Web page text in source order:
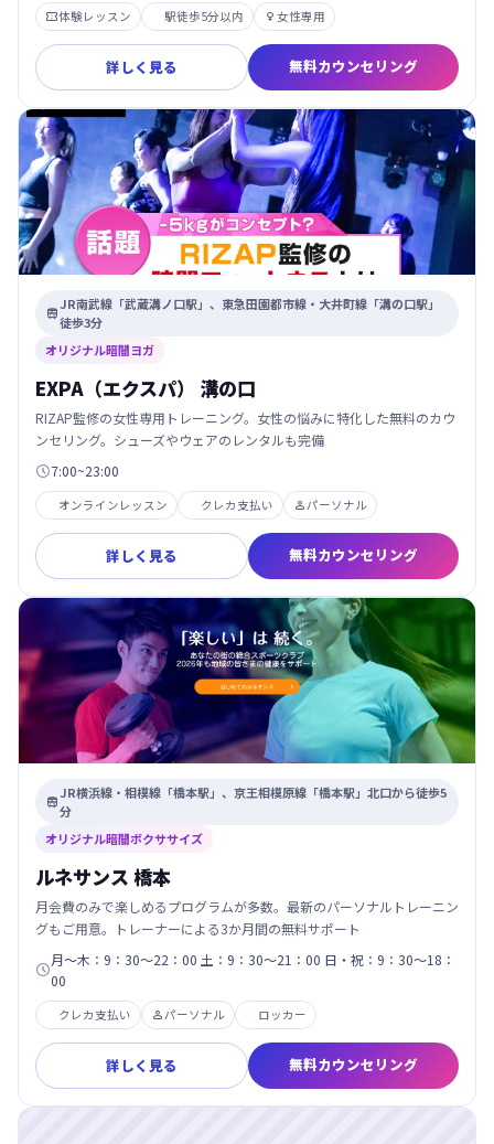
体験レッスン 駅徒歩5分以内  女性専用
詳しく見る 無料カウンセリング

JR南武線「武蔵溝ノ口駅」、東急田園都市線・大井町線「溝の口駅」
徒歩3分
オリジナル暗闇ヨガ
EXPA（エクスパ） 溝の口
RIZAP監修の女性専用トレーニング。女性の悩みに特化した無料のカウ
ンセリング。シューズやウェアのレンタルも完備
7:00~23:00
オンラインレッスン クレカ支払い パーソナル
詳しく見る 無料カウンセリング

JR横浜線・相模線「橋本駅」、京王相模原線「橋本駅」北口から徒歩5
分
オリジナル暗闇ボクササイズ
ルネサンス 橋本
月会費のみで楽しめるプログラムが多数。最新のパーソナルトレーニン
グもご用意。トレーナーによる3か月間の無料サポート

月～木：9：30～22：00 土：9：30～21：00 日・祝：9：30～18：
00
クレカ支払い パーソナル ロッカー
詳しく見る 無料カウンセリング